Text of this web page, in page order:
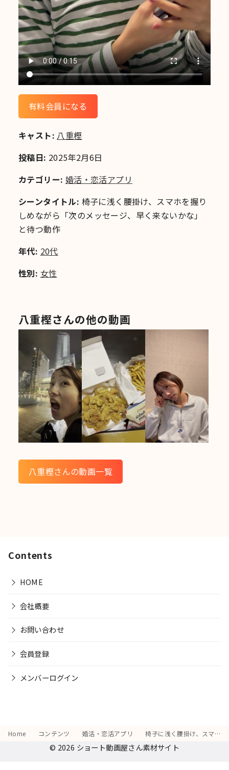
有料会員になる
キャスト: 八重樫
投稿日: 2025年2月6日
カテゴリー: 婚活・恋活アプリ
シーンタイトル: 椅子に浅く腰掛け、スマホを握り
しめながら「次のメッセージ、早く来ないかな」
と待つ動作
年代: 20代
性別: 女性
八重樫さんの他の動画
八重樫さんの動画一覧
Contents
HOME
会社概要
お問い合わせ
会員登録
メンバーログイン
Home コンテンツ 婚活・恋活アプリ 椅子に浅く腰掛け、スマホを握りしめながら「次のメッセージ、早く来ないかな」と待つ動作
© 2026 ショート動画屋さん素材サイト